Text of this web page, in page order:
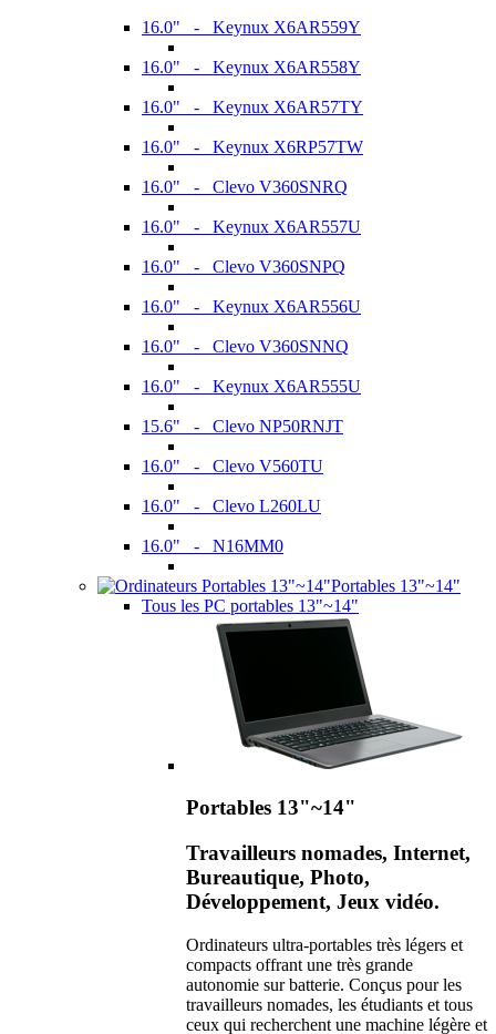
16.0" - Keynux X6AR559Y
16.0" - Keynux X6AR558Y
16.0" - Keynux X6AR57TY
16.0" - Keynux X6RP57TW
16.0" - Clevo V360SNRQ
16.0" - Keynux X6AR557U
16.0" - Clevo V360SNPQ
16.0" - Keynux X6AR556U
16.0" - Clevo V360SNNQ
16.0" - Keynux X6AR555U
15.6" - Clevo NP50RNJT
16.0" - Clevo V560TU
16.0" - Clevo L260LU
16.0" - N16MM0
Portables 13"~14"
Tous les PC portables 13"~14"
Portables 13"~14"
Travailleurs nomades, Internet,
Bureautique, Photo,
Développement, Jeux vidéo.
Ordinateurs ultra-portables très légers et
compacts offrant une très grande
autonomie sur batterie. Conçus pour les
travailleurs nomades, les étudiants et tous
ceux qui recherchent une machine légère et